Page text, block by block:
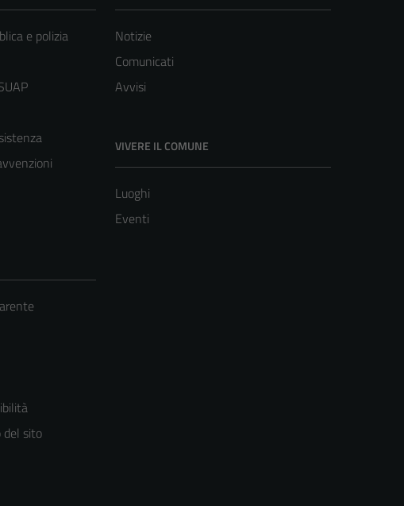
e polizia
Notizie
Comunicati
Avvisi
VIVERE IL COMUNE
Luoghi
Eventi
del sito